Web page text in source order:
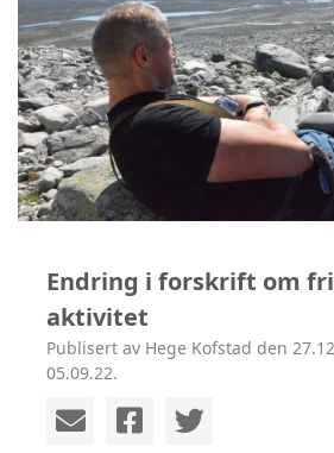
Endring i forskrift om
aktivitet
Publisert av Hege Kofstad den
05.09.22.